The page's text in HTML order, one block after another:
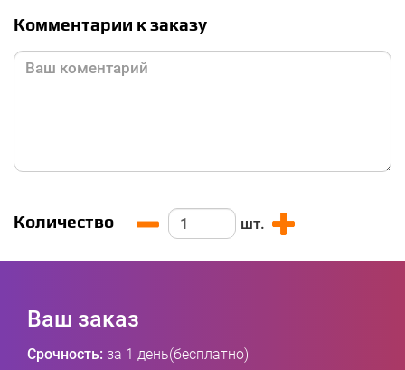
Комментарии к заказу
Количество шт.
Ваш заказ
Срочность: за 1 день(бесплатно)